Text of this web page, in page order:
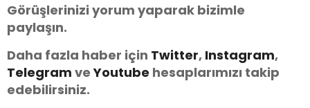
Görüşlerinizi yorum yaparak bizimle
paylaşın.
Daha fazla haber için Twitter, Instagram,
Telegram veYoutube hesaplarımızı takip
edebilirsiniz.